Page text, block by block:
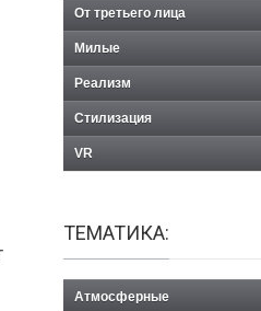
От третьего лица
Милые
Реализм
Стилизация
VR
ТЕМАТИКА:
Атмосферные